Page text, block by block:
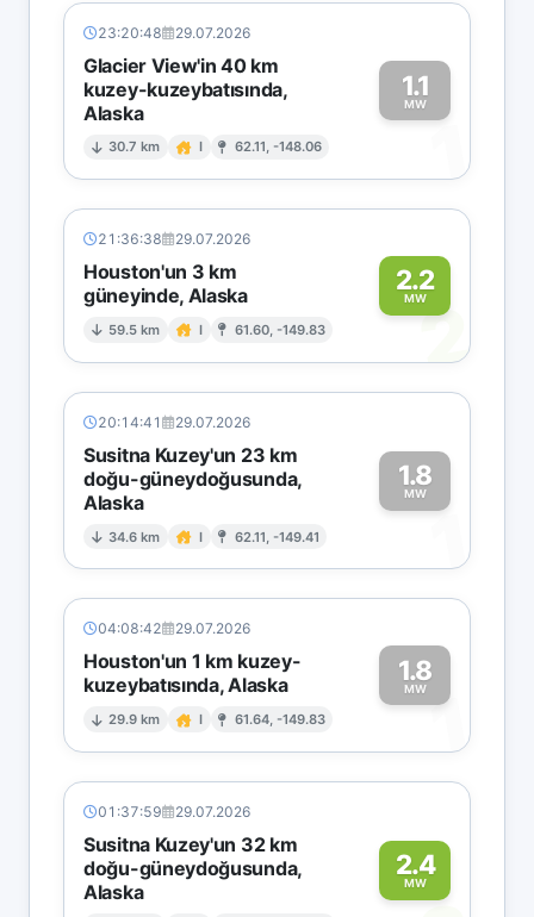
23:20:48 29.07.2026
Glacier View'in 40 km
kuzey-kuzeybatısında,
Alaska
30.7 km I 62.11, -148.06
1.1
MW
1
21:36:38 29.07.2026
Houston'un 3 km
güneyinde, Alaska
59.5 km I 61.60, -149.83
2.2
MW
2
20:14:41 29.07.2026
Susitna Kuzey'un 23 km
doğu-güneydoğusunda,
Alaska
34.6 km I 62.11, -149.41
1.8
MW
1
04:08:42 29.07.2026
Houston'un 1 km kuzey-
kuzeybatısında, Alaska
29.9 km I 61.64, -149.83
1.8
MW1
01:37:59 29.07.2026
Susitna Kuzey'un 32 km
doğu-güneydoğusunda,
Alaska
2.4
MW